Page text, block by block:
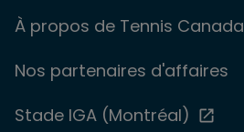
À propos de Tennis Canada
Nos partenaires d'affaires
Stade IGA (Montréal)